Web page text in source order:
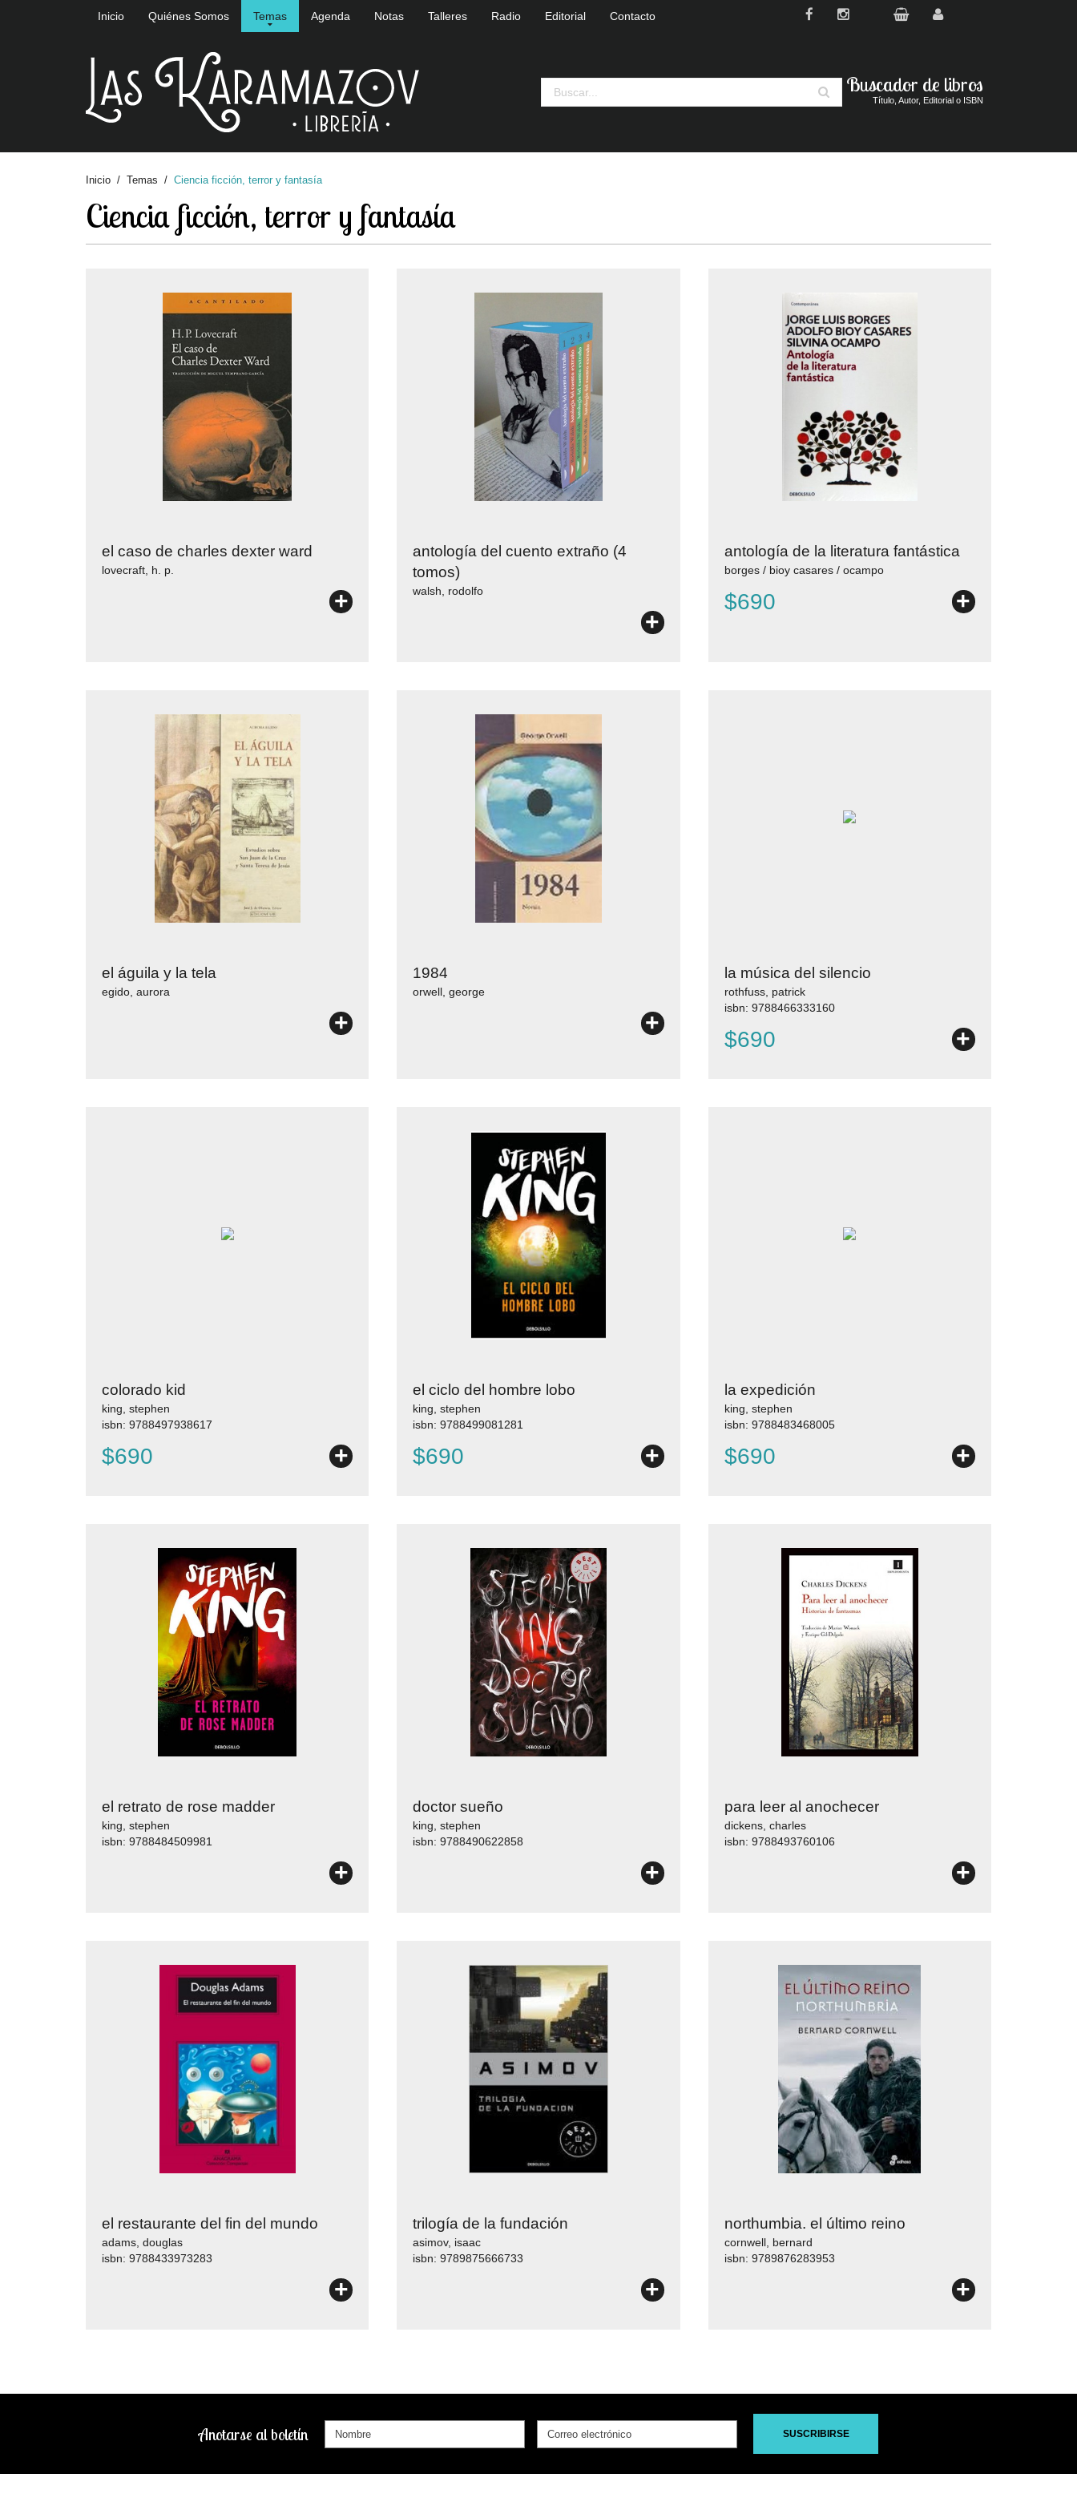
Inicio Quiénes Somos Temas Agenda Notas Talleres Radio Editorial Contacto
Buscador de libros
Título, Autor, Editorial o ISBN
Inicio Temas Ciencia ficción, terror y fantasía
Ciencia ficción, terror y fantasía
el caso de charles dexter ward
lovecraft, h. p.
+
antología del cuento extraño (4
tomos)
walsh, rodolfo
+
antología de la literatura fantástica
borges / bioy casares / ocampo
$690 +
el águila y la tela
egido, aurora
+
1984
orwell, george
+
la música del silencio
rothfuss, patrick
isbn: 9788466333160
$690 +
colorado kid
king, stephen
isbn: 9788497938617
$690 +
el ciclo del hombre lobo
king, stephen
isbn: 9788499081281
$690 +
la expedición
king, stephen
isbn: 9788483468005
$690 +
el retrato de rose madder
king, stephen
isbn: 9788484509981
+
doctor sueño
king, stephen
isbn: 9788490622858
+
para leer al anochecer
dickens, charles
isbn: 9788493760106
+
el restaurante del fin del mundo
adams, douglas
isbn: 9788433973283
+
trilogía de la fundación
asimov, isaac
isbn: 9789875666733
+
northumbia. el último reino
cornwell, bernard
isbn: 9789876283953
+
Anotarse al boletín SUSCRIBIRSE